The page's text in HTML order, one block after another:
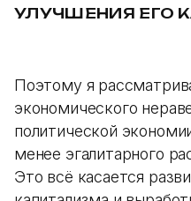
УЛУЧШЕНИЯ ЕГО
Поэтому я
экономического
политической
менее эгалитарного
Это всё касается